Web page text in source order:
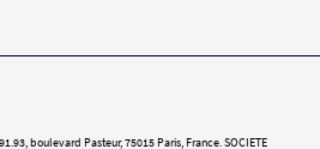
boulevard Pasteur, 75015 Paris, France. SOCIETE